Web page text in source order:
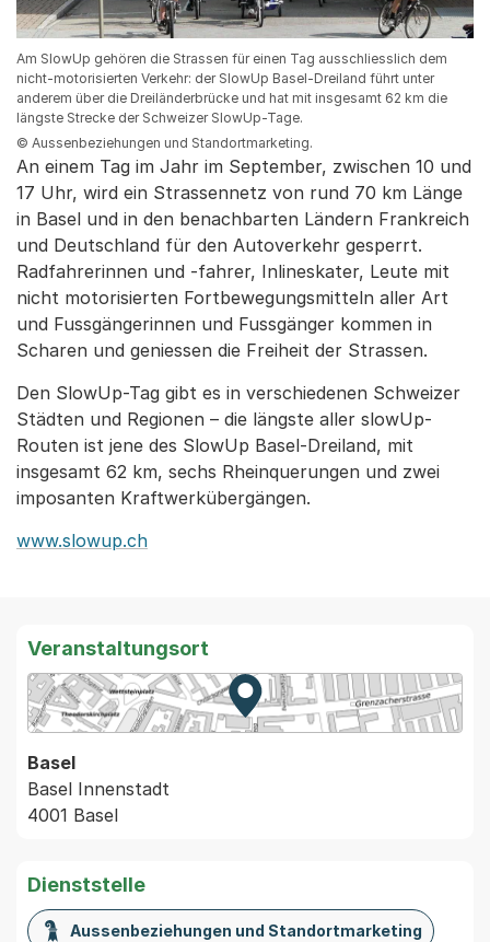
Am SlowUp gehören die Strassen für einen Tag ausschliesslich dem
nicht-motorisierten Verkehr: der SlowUp Basel-Dreiland führt unter
anderem über die Dreiländerbrücke und hat mit insgesamt 62 km die
längste Strecke der Schweizer SlowUp-Tage.
© Aussenbeziehungen und Standortmarketing.
An einem Tag im Jahr im September, zwischen 10 und
17 Uhr, wird ein Strassennetz von rund 70 km Länge
in Basel und in den benachbarten Ländern Frankreich
und Deutschland für den Autoverkehr gesperrt.
Radfahrerinnen und -fahrer, Inlineskater, Leute mit
nicht motorisierten Fortbewegungsmitteln aller Art
und Fussgängerinnen und Fussgänger kommen in
Scharen und geniessen die Freiheit der Strassen.
Den SlowUp-Tag gibt es in verschiedenen Schweizer
Städten und Regionen – die längste aller slowUp-
Routen ist jene des SlowUp Basel-Dreiland, mit
insgesamt 62 km, sechs Rheinquerungen und zwei
imposanten Kraftwerkübergängen.
www.slowup.ch
Veranstaltungsort
Zur Karte von MapBS.
Externer Link, wird in einem
Basel
Basel Innenstadt
4001 Basel
Dienststelle
Aussenbeziehungen und Standortmarketing